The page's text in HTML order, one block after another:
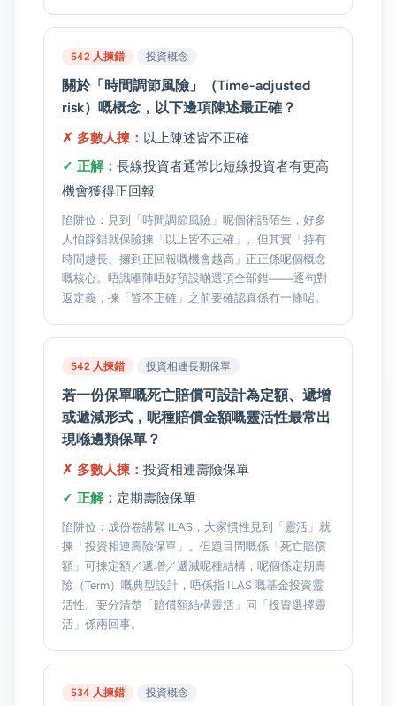
542 人揀錯 投資概念
關於「時間調節風險」（Time-adjusted
risk）嘅概念，以下邊項陳述最正確？
✗ 多數人揀： 以上陳述皆不正確
✓ 正解： 長線投資者通常比短線投資者有更高
機會獲得正回報
陷阱位：見到「時間調節風險」呢個術語陌生，好多
人怕踩錯就保險揀「以上皆不正確」。但其實「持有
時間越長、攞到正回報嘅機會越高」正正係呢個概念
嘅核心。唔識嗰陣唔好預設啲選項全部錯——逐句對
返定義，揀「皆不正確」之前要確認真係冇一條啱。
542 人揀錯 投資相連長期保單
若一份保單嘅死亡賠償可設計為定額、遞增
或遞減形式，呢種賠償金額嘅靈活性最常出
現喺邊類保單？
✗ 多數人揀： 投資相連壽險保單
✓ 正解： 定期壽險保單
陷阱位：成份卷講緊 ILAS，大家慣性見到「靈活」就
揀「投資相連壽險保單」。但題目問嘅係「死亡賠償
額」可揀定額／遞增／遞減呢種結構，呢個係定期壽
險（Term）嘅典型設計，唔係指 ILAS 嘅基金投資靈
活性。要分清楚「賠償額結構靈活」同「投資選擇靈
活」係兩回事。
534 人揀錯 投資概念